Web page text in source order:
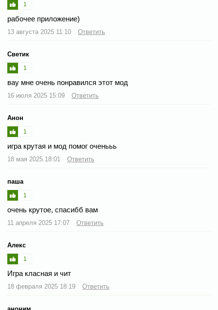
1
рабочее приложение)
13 августа 2025 11:10 Ответить
Светик
1
вау мне очень понравился этот мод
16 июля 2025 15:09 Ответить
Анон
1
игра крутая и мод помог оченььь
18 мая 2025 18:01 Ответить
паша
1
очень крутое, спасибб вам
11 апреля 2025 17:07 Ответить
Алекс
1
Игра класная и чит
18 февраля 2025 18:19 Ответить